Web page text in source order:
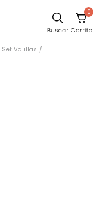
0
Set Vajillas